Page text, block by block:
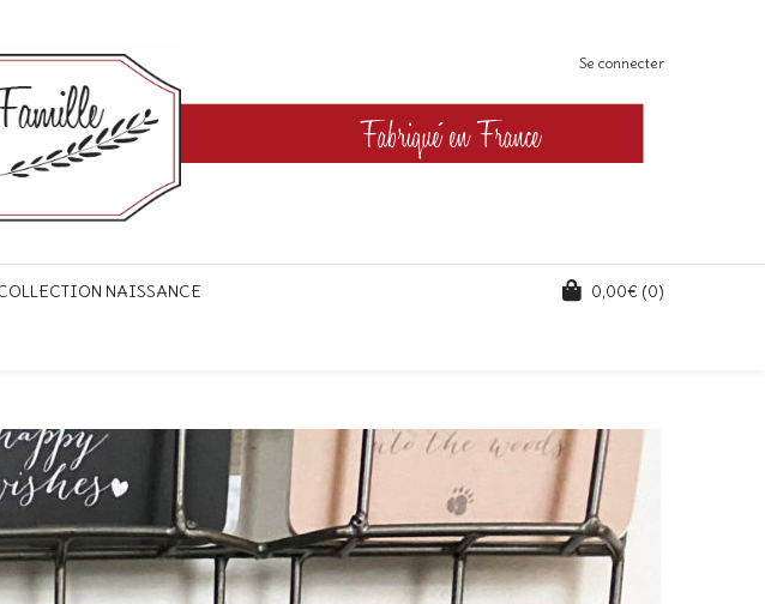
Se connecter
NAISSANCE 0,00€ (0)